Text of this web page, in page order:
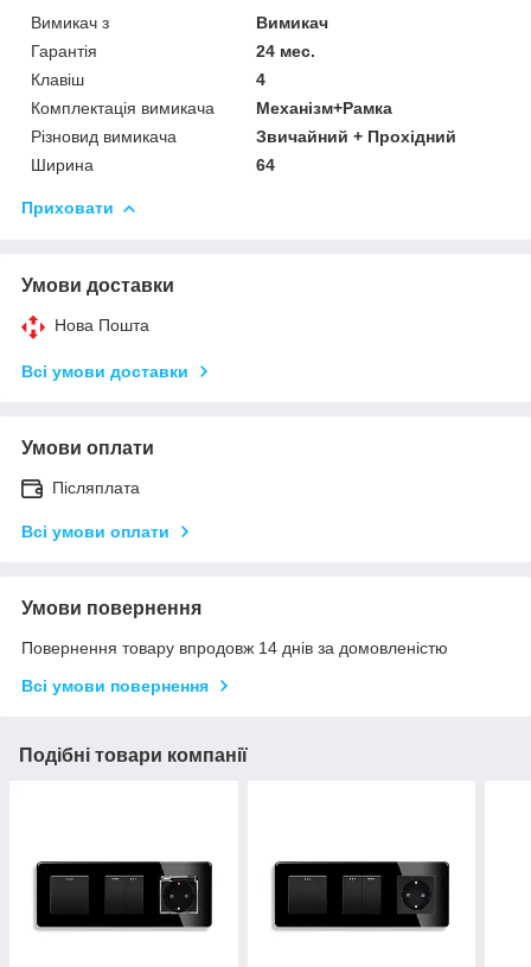
Вимикач з
Вимикач
Гарантія
24 мес.
Клавіш
4
Комплектація вимикача
Механізм+Рамка
Різновид вимикача
Звичайний + Прохідний
Ширина
64
Приховати
Умови доставки
Нова Пошта
Всі умови доставки
Умови оплати
Післяплата
Всі умови оплати
Умови повернення
Повернення товару впродовж 14 днів за домовленістю
Всі умови повернення
Подібні товари компанії